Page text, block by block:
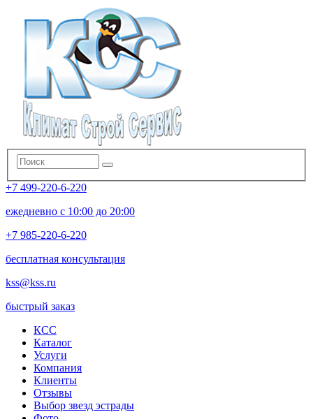
+7 499-220-6-220
ежедневно с 10:00 до 20:00
+7 985-220-6-220
бесплатная консультация
kss@kss.ru
быстрый заказ
КСС
Каталог
Услуги
Компания
Клиенты
Oтзывы
Выбор звезд эстрады